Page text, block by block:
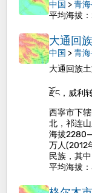
中国 >青
平均海拔
大通回
中国 >青
大通回族
རྫོང，威利
西寧市下
北，祁连
海拔
万人(2012
民族，其
平均海拔